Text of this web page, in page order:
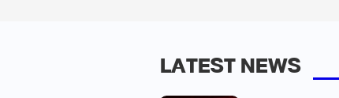
LATEST NEWS